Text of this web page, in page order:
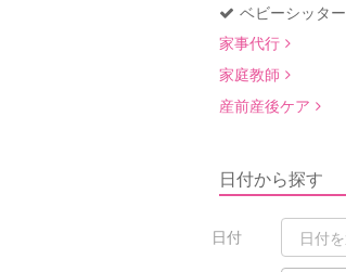
ベビーシッター
家事代行
家庭教師
産前産後ケア
日付から探す
日付